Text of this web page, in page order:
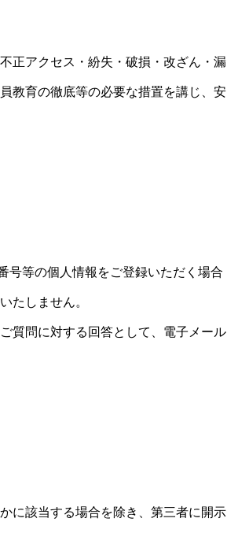
正アクセス・紛失・破損・改ざん・漏
教育の徹底等の必要な措置を講じ、安
号等の個人情報をご登録いただく場合
たしません。
質問に対する回答として、電子メール
に該当する場合を除き、第三者に開示